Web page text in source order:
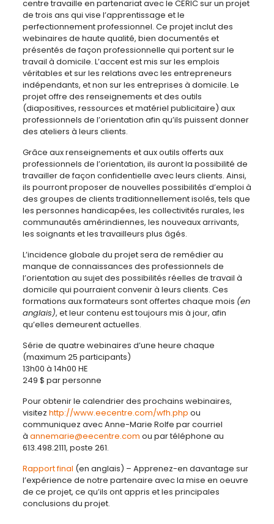
centre travaille en partenariat avec le CERIC sur un projet
de trois ans qui vise l’apprentissage et le
perfectionnement professionnel. Ce projet inclut des
webinaires de haute qualité, bien documentés et
présentés de façon professionnelle qui portent sur le
travail à domicile. L’accent est mis sur les emplois
véritables et sur les relations avec les entrepreneurs
indépendants, et non sur les entreprises à domicile. Le
projet offre des renseignements et des outils
(diapositives, ressources et matériel publicitaire) aux
professionnels de l’orientation afin qu’ils puissent donner
des ateliers à leurs clients.
Grâce aux renseignements et aux outils offerts aux
professionnels de l’orientation, ils auront la possibilité de
travailler de façon confidentielle avec leurs clients. Ainsi,
ils pourront proposer de nouvelles possibilités d’emploi à
des groupes de clients traditionnellement isolés, tels que
les personnes handicapées, les collectivités rurales, les
communautés amérindiennes, les nouveaux arrivants,
les soignants et les travailleurs plus âgés.
L’incidence globale du projet sera de remédier au
manque de connaissances des professionnels de
l’orientation au sujet des possibilités réelles de travail à
domicile qui pourraient convenir à leurs clients. Ces
formations aux formateurs sont offertes chaque mois (en
anglais), et leur contenu est toujours mis à jour, afin
qu’elles demeurent actuelles.
Série de quatre webinaires d’une heure chaque
(maximum 25 participants)
13h00 à 14h00 HE
249 $ par personne
Pour obtenir le calendrier des prochains webinaires,
visitez http://www.eecentre.com/wfh.php ou
communiquez avec Anne-Marie Rolfe par courriel
à annemarie@eecentre.com ou par téléphone au
613.498.2111, poste 261.
Rapport final (en anglais) – Apprenez-en davantage sur
l’expérience de notre partenaire avec la mise en oeuvre
de ce projet, ce qu’ils ont appris et les principales
conclusions du projet.